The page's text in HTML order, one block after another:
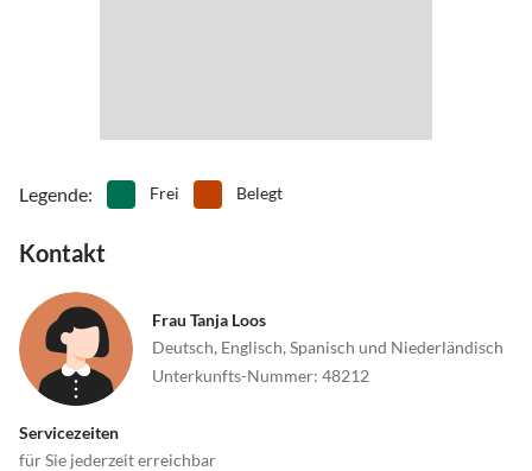
Legende: Frei Belegt
Kontakt
Frau Tanja Loos
Deutsch, Englisch, Spanisch und Niederländisch
Unterkunfts-Nummer: 48212
Servicezeiten
für Sie jederzeit erreichbar